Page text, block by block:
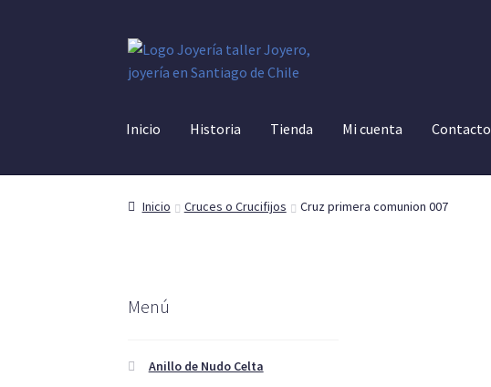
Ir
a
Ir
al
Inicio Historia Tienda Mi cuenta Contacto
Inicio Cruces o Crucifijos Cruz primera comunion 007
Menú
Anillo de Nudo Celta